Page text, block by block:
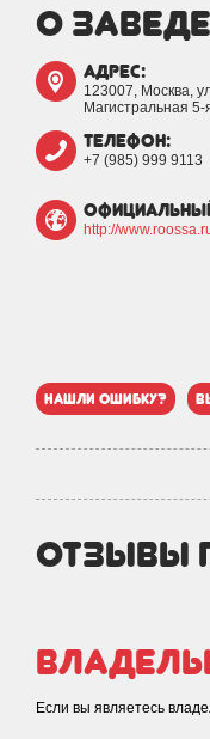
о
адрес:
123007, Москва,
Магистральная 5-
телефон:
+7 (985) 999 9113
http://
нашли ошибку?
отзывы
Если вы являетесь